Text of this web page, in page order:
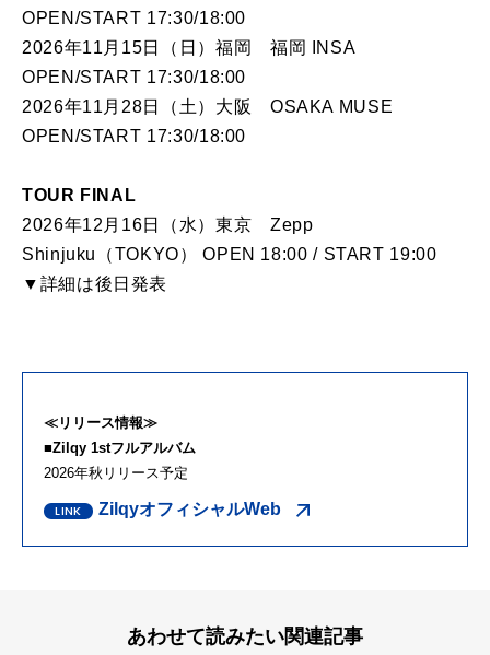
OPEN/START 17:30/18:00
2026年11月15日（日）福岡 福岡 INSA
OPEN/START 17:30/18:00
2026年11月28日（土）大阪 OSAKA MUSE
OPEN/START 17:30/18:00
TOUR FINAL
2026年12月16日（水）東京 Zepp
Shinjuku（TOKYO） OPEN 18:00 / START 19:00
▼詳細は後日発表
≪リリース情報≫
■Zilqy 1stフルアルバム
2026年秋リリース予定
ZilqyオフィシャルWeb
あわせて読みたい関連記事